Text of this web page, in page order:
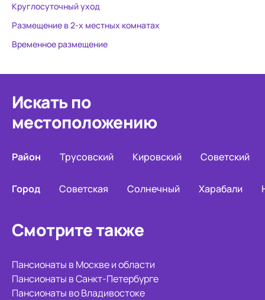
Круглосуточный уход
Размещение в 2-х местных комнатах
Временное размещение
Искать по
местоположению
Район Трусовский Кировский Советский
Город Советская Солнечный Харабали
Смотрите также
Пансионаты в Москве и области
Пансионаты в Санкт-Петербурге
Пансионаты во Владивостоке